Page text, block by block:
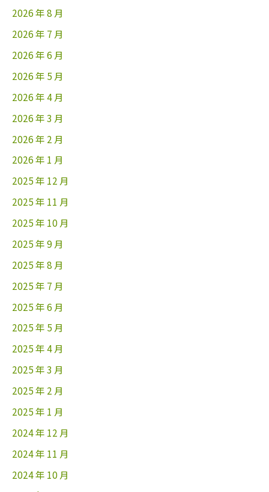
2026 年 8 月
2026 年 7 月
2026 年 6 月
2026 年 5 月
2026 年 4 月
2026 年 3 月
2026 年 2 月
2026 年 1 月
2025 年 12 月
2025 年 11 月
2025 年 10 月
2025 年 9 月
2025 年 8 月
2025 年 7 月
2025 年 6 月
2025 年 5 月
2025 年 4 月
2025 年 3 月
2025 年 2 月
2025 年 1 月
2024 年 12 月
2024 年 11 月
2024 年 10 月